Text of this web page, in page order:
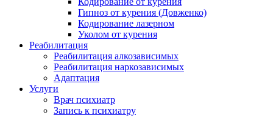
Гипноз от курения (Довженко)
Кодирование лазерном
Уколом от курения
Реабилитация
Реабилитация алкозависимых
Реабилитация наркозависимых
Адаптация
Услуги
Врач психиатр
Запись к психиатру